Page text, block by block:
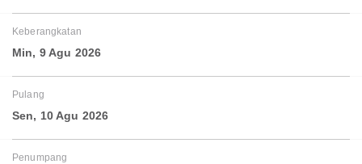
Keberangkatan
Min, 9 Agu 2026
Pulang
Sen, 10 Agu 2026
Penumpang